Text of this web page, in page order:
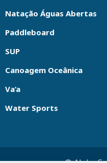
Natação Águas Abertas
Paddleboard
SUP
Canoagem Oceânica
Va’a
Water Sports